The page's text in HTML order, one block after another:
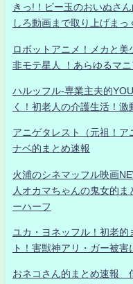
きっ!！ビー玉のおいぬさ
しろ動画まで取り上げまっ
ロボットアニメ！メカと美
非モテ星人 ！あらゆるマ
ハルッフル-専業主夫的
く！初老人の介護生活！激
アニゲタレスト（元祖！
ナベ的まとめ速報
火浦のシネマッフル映画
人オカマちゃんの鬼女的
ーハーフ
ユカ・ヨネッフル！初老的
ト！害獣神アリ・ガー被
おネコさん的まとめ速報